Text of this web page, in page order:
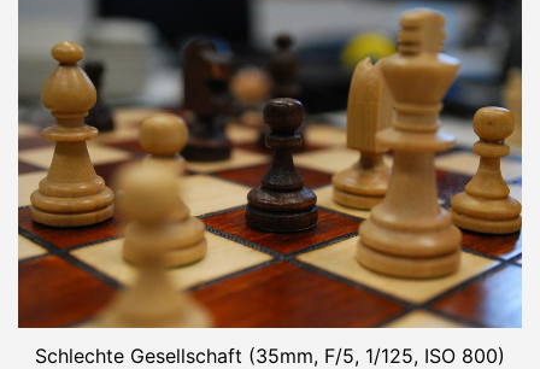
Schlechte Gesellschaft (35mm, F/5, 1/125, ISO 800)